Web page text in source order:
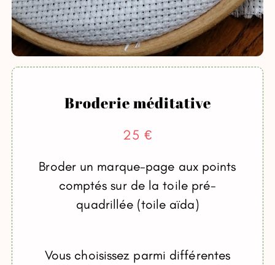
Broderie méditative
25 €
Broder un marque-page aux points
comptés sur de la toile pré-
quadrillée (toile aïda)
Vous choisissez parmi différentes